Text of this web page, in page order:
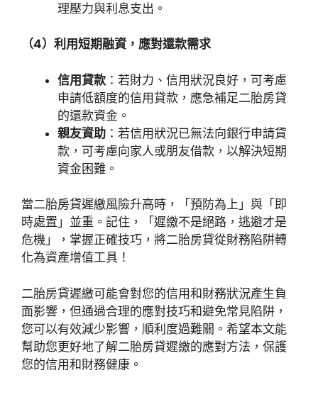
理壓力與利息支出。
（4）利用短期融資，應對還款需求
信用貸款 ：若財力、信用狀況良好，可考慮
申請低額度的信用貸款，應急補足二胎房貸
的還款資金。
親友資助 ：若信用狀況已無法向銀行申請貸
款，可考慮向家人或朋友借款，以解決短期
資金困難。
當二胎房貸遲繳風險升高時，「預防為上」與「即
時處置」並重。記住，「遲繳不是絕路，逃避才是
危機」，掌握正確技巧，將二胎房貸從財務陷阱轉
化為資產增值工具！
二胎房貸遲繳可能會對您的信用和財務狀況產生負
面影響，但通過合理的應對技巧和避免常見陷阱，
您可以有效減少影響，順利度過難關。希望本文能
幫助您更好地了解二胎房貸遲繳的應對方法，保護
您的信用和財務健康。